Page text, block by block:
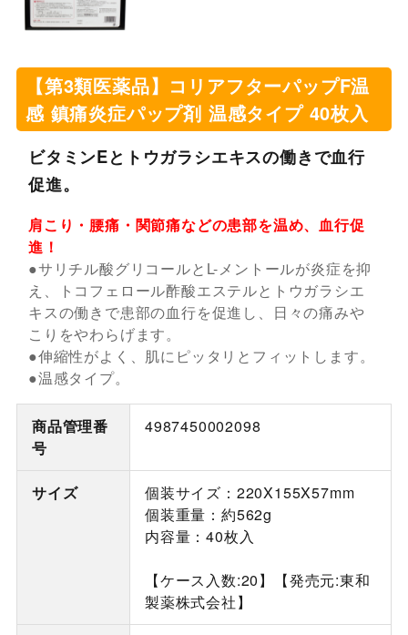
【第3類医薬品】コリアフターパップF温
感 鎮痛炎症パップ剤 温感タイプ 40枚入
ビタミンEとトウガラシエキスの働きで血行
促進。
肩こり・腰痛・関節痛などの患部を温め、血行促
進！
●サリチル酸グリコールとL-メントールが炎症を抑
え、トコフェロール酢酸エステルとトウガラシエ
キスの働きで患部の血行を促進し、日々の痛みや
こりをやわらげます。
●伸縮性がよく、肌にピッタリとフィットします。
●温感タイプ。
商品管理番
号
4987450002098
サイズ
個装サイズ：220X155X57mm
個装重量：約562g
内容量：40枚入
【ケース入数:20】【発売元:東和
製薬株式会社】